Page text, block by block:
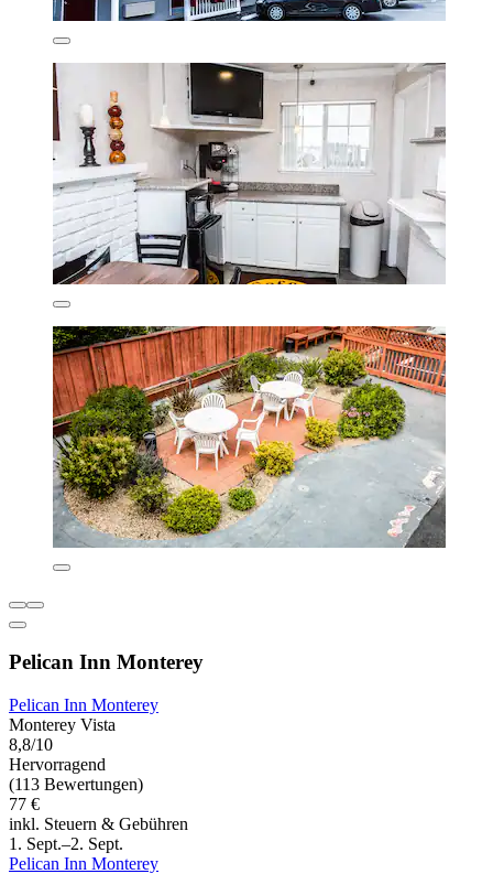
Pelican Inn Monterey
Pelican Inn Monterey
Monterey Vista
8,8/10
Hervorragend
(113 Bewertungen)
77 €
inkl. Steuern & Gebühren
1. Sept.–2. Sept.
Pelican Inn Monterey